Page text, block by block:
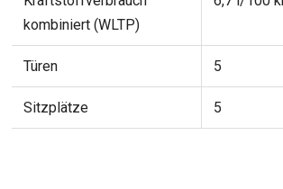
kombiniert (WLTP)
Türen 5
Sitzplätze 5